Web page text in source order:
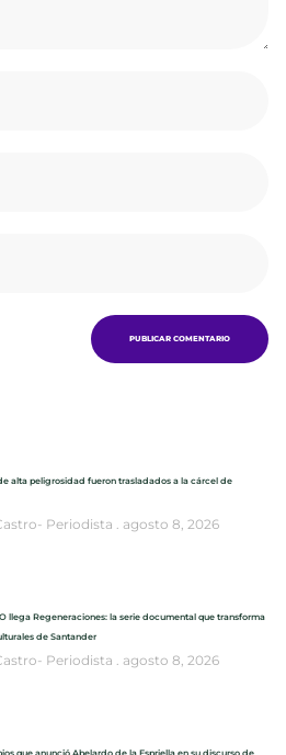
alta peligrosidad fueron trasladados a la cárcel de
Periodista agosto 8, 2026
llega Regeneraciones: la serie documental que transforma
de Santander
Periodista agosto 8, 2026